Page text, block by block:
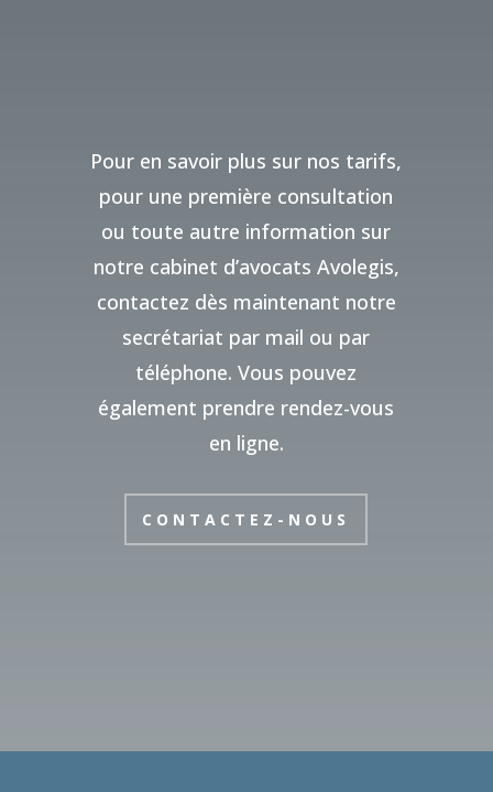
Pour en savoir plus sur nos tarifs,
pour une première consultation
ou toute autre information sur
notre cabinet d’avocats Avolegis,
contactez dès maintenant notre
secrétariat par mail ou par
téléphone. Vous pouvez
également prendre rendez-vous
en ligne.
CONTACTEZ-NOUS